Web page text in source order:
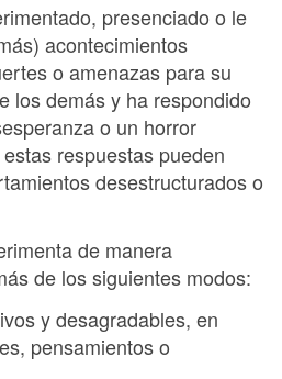
presenciado o le
acontecimientos
o amenazas para su
los demás y ha respondido
o un horror
respuestas pueden
desestructurados o
de manera
de los siguientes modos:
y desagradables, en
pensamientos o